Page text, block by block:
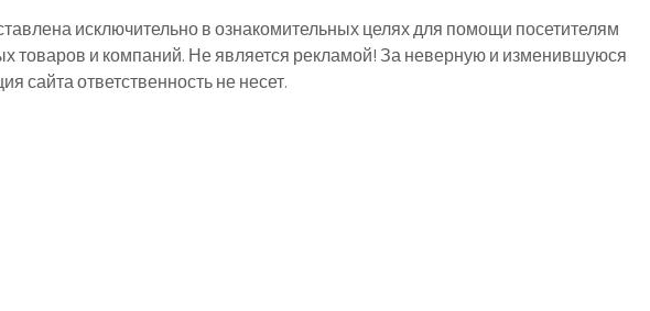
исключительно в ознакомительных целях для помощи посетителям
товаров и компаний. Не является рекламой! За неверную и изменившуюся
сайта ответственность не несет.